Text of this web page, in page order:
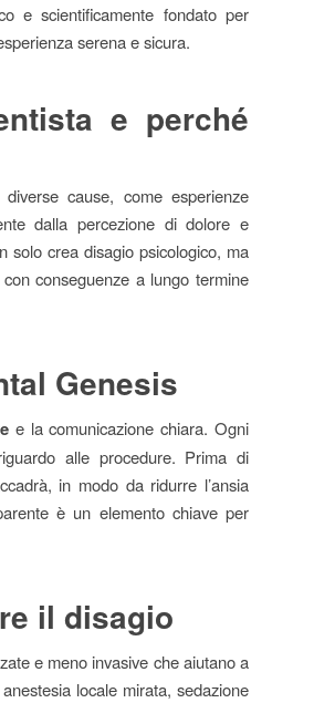
e scientificamente fondato per
serena e sicura.
e perché
cause, come esperienze
dalla percezione di dolore e
solo crea disagio psicologico, ma
conseguenze a lungo termine
Genesis
e la comunicazione chiara. Ogni
alle procedure. Prima di
in modo da ridurre l’ansia
è un elemento chiave per
il disagio
e meno invasive che aiutano a
locale mirata, sedazione